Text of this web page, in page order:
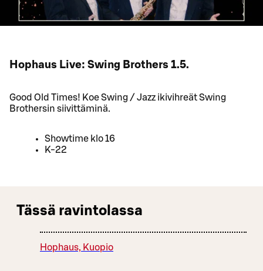
Hophaus Live: Swing Brothers 1.5.
Good Old Times! Koe Swing / Jazz ikivihreät Swing
Brothersin siivittäminä.
Showtime klo 16
K-22
Tässä ravintolassa
Hophaus, Kuopio